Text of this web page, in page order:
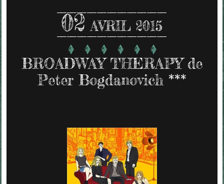
02 AVRIL 2015
BROADWAY THERAPY de
Peter Bogdanovich ***